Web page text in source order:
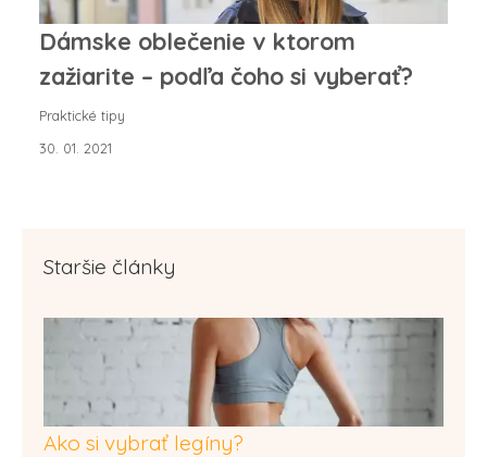
Dámske oblečenie v ktorom
zažiarite – podľa čoho si vyberať?
Praktické tipy
30. 01. 2021
Staršie články
Ako si vybrať legíny?